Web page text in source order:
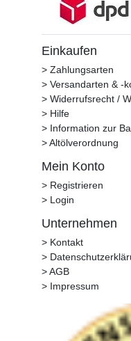
Einkaufen
> Zahlungsarten
> Versandarten & -
> Widerrufsrecht /
> Hilfe
> Information zur
> Altölverordnung
Mein Konto
> Registrieren
> Login
Unternehmen
> Kontakt
>
> AGB
> Impressum